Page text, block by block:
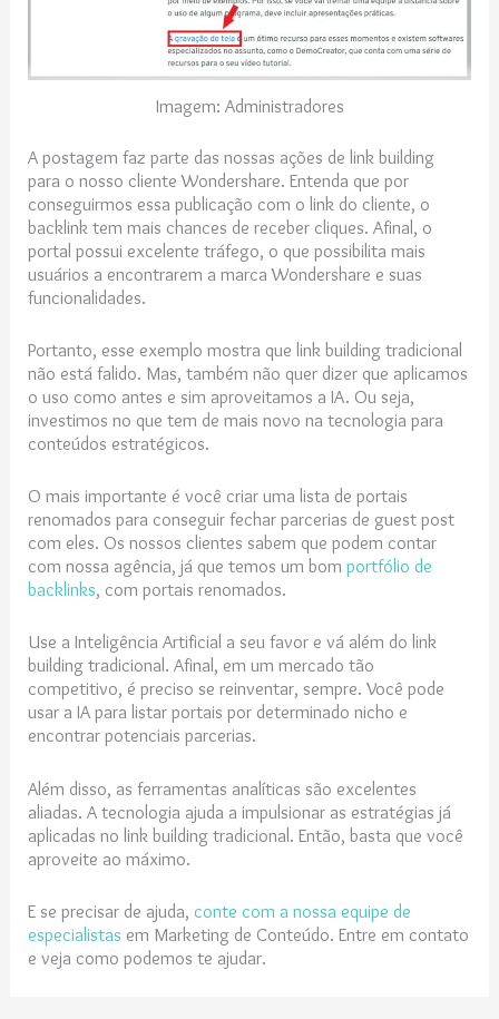
Imagem: Administradores
A postagem faz parte das nossas ações de link building
para o nosso cliente Wondershare. Entenda que por
conseguirmos essa publicação com o link do cliente, o
backlink tem mais chances de receber cliques. Afinal, o
portal possui excelente tráfego, o que possibilita mais
usuários a encontrarem a marca Wondershare e suas
funcionalidades.
Portanto, esse exemplo mostra que link building tradicional
não está falido. Mas, também não quer dizer que aplicamos
o uso como antes e sim aproveitamos a IA. Ou seja,
investimos no que tem de mais novo na tecnologia para
conteúdos estratégicos.
O mais importante é você criar uma lista de portais
renomados para conseguir fechar parcerias de guest post
com eles. Os nossos clientes sabem que podem contar
com nossa agência, já que temos um bomportfólio de
backlinks, com portais renomados.
Use a Inteligência Artificial a seu favor e vá além do link
building tradicional. Afinal, em um mercado tão
competitivo, é preciso se reinventar, sempre. Você pode
usar a IA para listar portais por determinado nicho e
encontrar potenciais parcerias.
Além disso, as ferramentas analíticas são excelentes
aliadas. A tecnologia ajuda a impulsionar as estratégias já
aplicadas no link building tradicional. Então, basta que você
aproveite ao máximo.
E se precisar de ajuda,conte com a nossa equipe de
especialistas em Marketing de Conteúdo. Entre em contato
e veja como podemos te ajudar.